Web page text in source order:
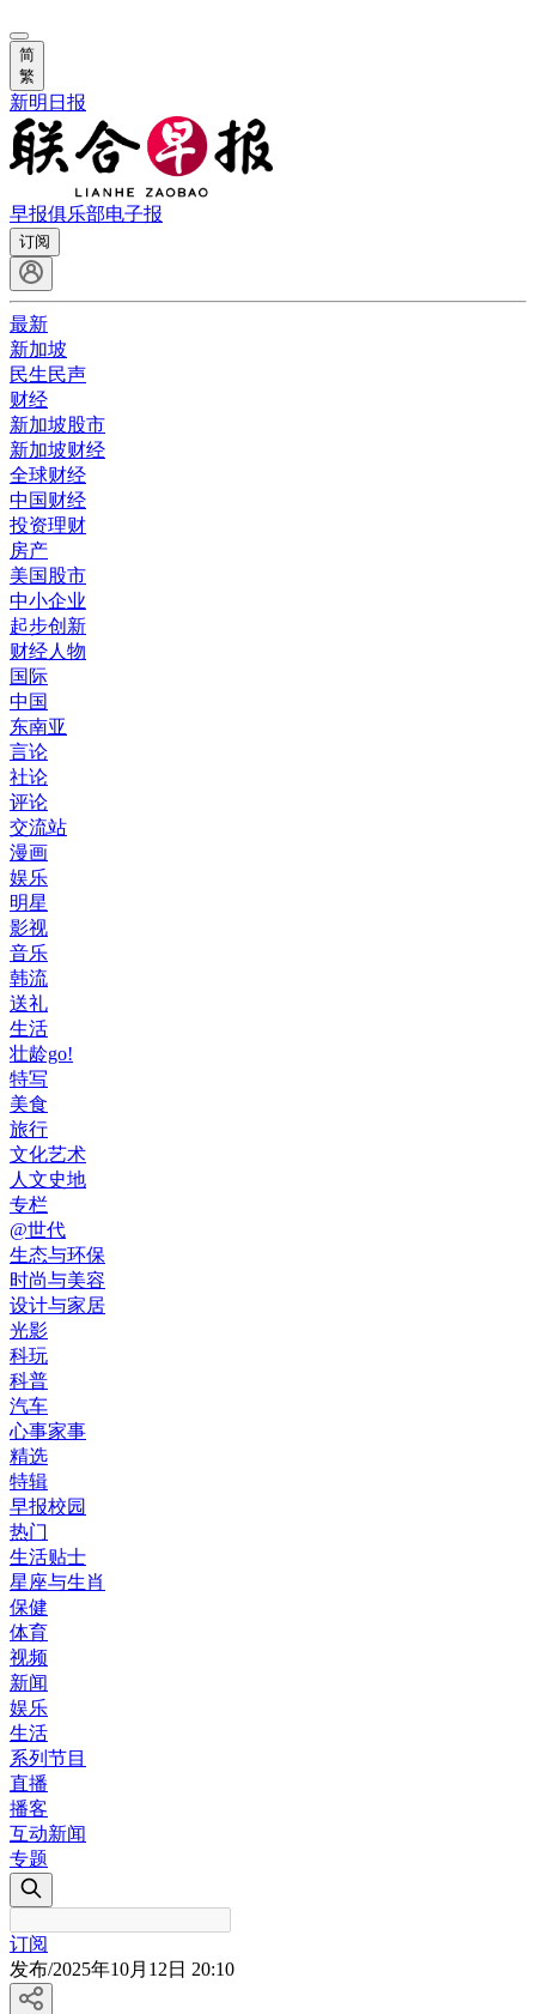
简
繁
新明日报
早报俱乐部电子报
订阅
最新
新加坡
民生民声
财经
新加坡股市
新加坡财经
全球财经
中国财经
投资理财
房产
美国股市
中小企业
起步创新
财经人物
国际
中国
东南亚
言论
社论
评论
交流站
漫画
娱乐
明星
影视
音乐
韩流
送礼
生活
壮龄go!
特写
美食
旅行
文化艺术
人文史地
专栏
@世代
生态与环保
时尚与美容
设计与家居
光影
科玩
科普
汽车
心事家事
精选
特辑
早报校园
热门
生活贴士
星座与生肖
保健
体育
视频
新闻
娱乐
生活
系列节目
直播
播客
互动新闻
专题
订阅
发布/2025年10月12日 20:10